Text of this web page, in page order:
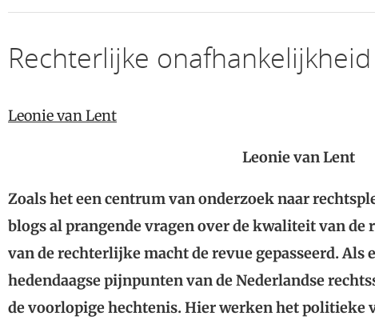
Rechterlijke
Leonie van Lent
Leonie van Lent
Zoals het een centrum van onderzoek naar
blogs al prangende vragen over de kwaliteit van
van de rechterlijke macht de revue gepasseerd. Als
hedendaagse pijnpunten van de Nederlandse
de voorlopige hechtenis. Hier werken het politieke